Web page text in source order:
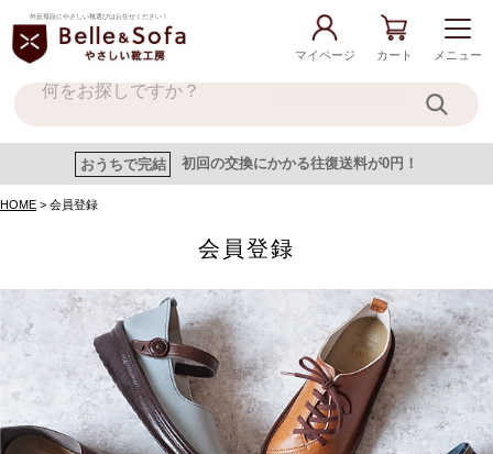
外反母趾にやさしい靴選びはお任せください！
マイページ カート メニュー
おうちで完結 初回の交換にかかる往復送料が0円！
HOME 会員登録
会員登録